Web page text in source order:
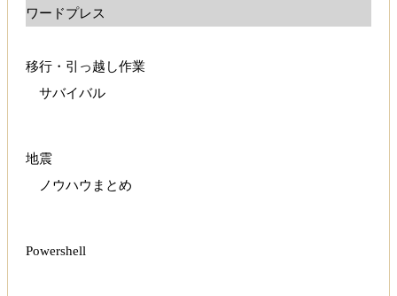
ワードプレス
移行・引っ越し作業
サバイバル
地震
ノウハウまとめ
Powershell